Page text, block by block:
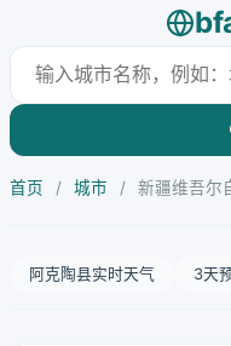
首页 / 城市 / 新疆维吾尔
阿克陶县实时天气 3天